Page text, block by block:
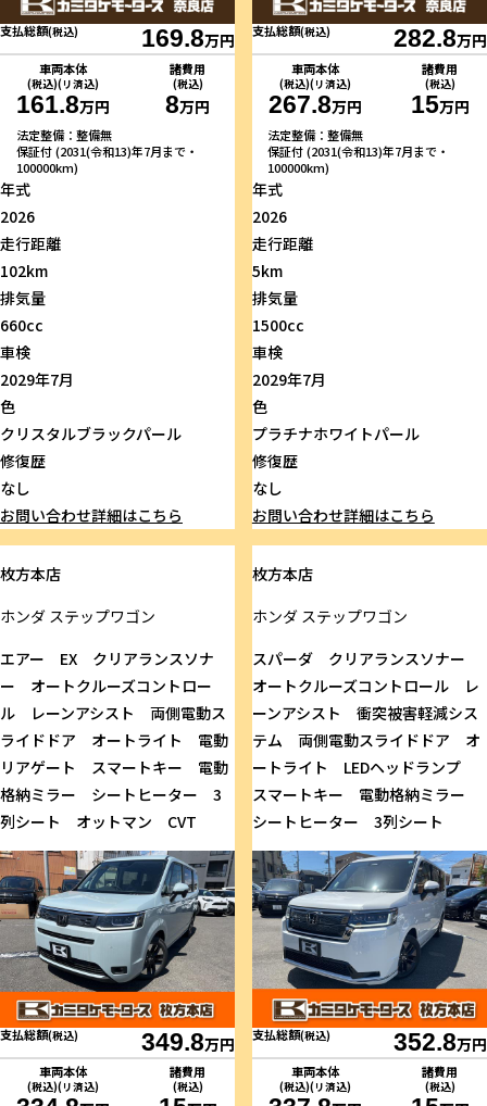
支払総額(税込) 169.8万円
車両本体
(税込)(リ済込)
161.8万円
諸費用
(税込)
8万円
法定整備：整備無
保証付 (2031(令和13)年7月まで・
100000km)
年式
2026
走行距離
102km
排気量
660cc
車検
2029年7月
色
クリスタルブラックパール
修復歴
なし
お問い合わせ詳細はこちら
支払総額(税込) 282.8万円
車両本体
(税込)(リ済込)
267.8万円
諸費用
(税込)
15万円
法定整備：整備無
保証付 (2031(令和13)年7月まで・
100000km)
年式
2026
走行距離
5km
排気量
1500cc
車検
2029年7月
色
プラチナホワイトパール
修復歴
なし
お問い合わせ詳細はこちら
枚方本店
ホンダ ステップワゴン
エアー EX クリアランスソナ
ー オートクルーズコントロー
ル レーンアシスト 両側電動ス
ライドドア オートライト 電動
リアゲート スマートキー 電動
格納ミラー シートヒーター 3
列シート オットマン CVT
支払総額(税込) 349.8万円
車両本体
(税込)(リ済込)
諸費用
(税込)
枚方本店
ホンダステップワゴン
スパーダ クリアランスソナー
オートクルーズコントロール レ
ーンアシスト 衝突被害軽減シス
テム 両側電動スライドドア オ
ートライト LEDヘッドランプ
スマートキー 電動格納ミラー
シートヒーター 3列シート
支払総額(税込) 352.8万円
車両本体
(税込)(リ済込)
諸費用
(税込)